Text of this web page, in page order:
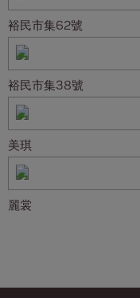
裕民市集62號
裕民市集38號
美琪
麗裳